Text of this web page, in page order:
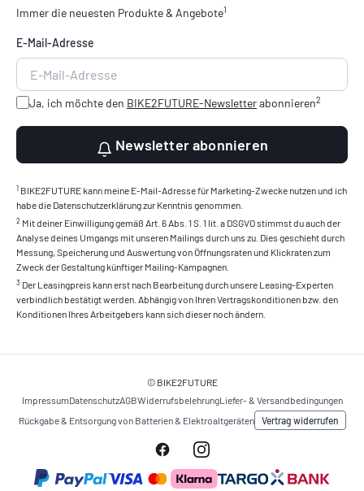
Immer die neuesten Produkte & Angebote1
E-Mail-Adresse
Ja, ich möchte den BIKE2FUTURE-Newsletterabonnieren2
Newsletter abonnieren
1 BIKE2FUTURE kann meine E-Mail-Adresse für Marketing-Zwecke nutzen und ich
habe die Datenschutzerklärung zur Kenntnis genommen.
2 Mit deiner Einwilligung gemäß Art. 6 Abs. 1 S. 1 lit. a DSGVO stimmst du auch der
Analyse deines Umgangs mit unseren Mailings durch uns zu. Dies geschieht durch
Messung, Speicherung und Auswertung von Öffnungsraten und Klickraten zum
Zweck der Gestaltung künftiger Mailing-Kampagnen.
3 Der Leasingpreis kann erst nach Bearbeitung durch unsere Leasing-Experten
verbindlich bestätigt werden. Abhängig von Ihren Vertragskonditionen bzw. den
Konditionen Ihres Arbeitgebers kann sich dieser noch ändern.
© BIKE2FUTURE
ImpressumDatenschutzAGBWiderrufsbelehrungLiefer- & Versandbedingungen
Rückgabe & Entsorgung von Batterien & Elektroaltgeräten
Vertrag widerrufen